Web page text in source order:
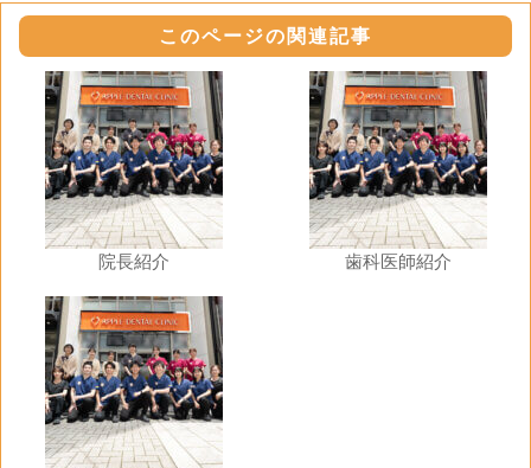
このページの関連記事
院長紹介 歯科医師紹介